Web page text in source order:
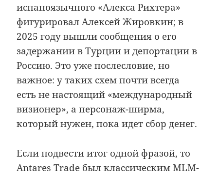
испаноязычного «Алекса Рихтера»
фигурировал Алексей Жировкин; в
2025 году вышли сообщения о его
задержании в Турции и депортации в
Россию. Это уже послесловие, но
важное: у таких схем почти всегда
есть не настоящий «международный
визионер», а персонаж-ширма,
который нужен, пока идет сбор денег.
Если подвести итог одной фразой, то
Antares Trade был классическим MLM-